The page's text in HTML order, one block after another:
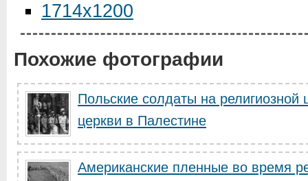
1714x1200
Похожие фотографии
Польские солдаты на
церкви в Палестине
Американские пленные во время